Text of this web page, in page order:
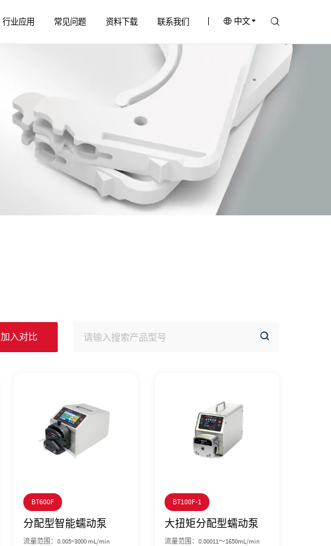
行业应用 常见问题 资料下载 联系我们 中文
加入对比
BT600F
分配型智能蠕动泵
流量范围：0.005~3000 mL/min
BT100F-1
大扭矩分配型蠕动泵
流量范围：0.00011～1650mL/min